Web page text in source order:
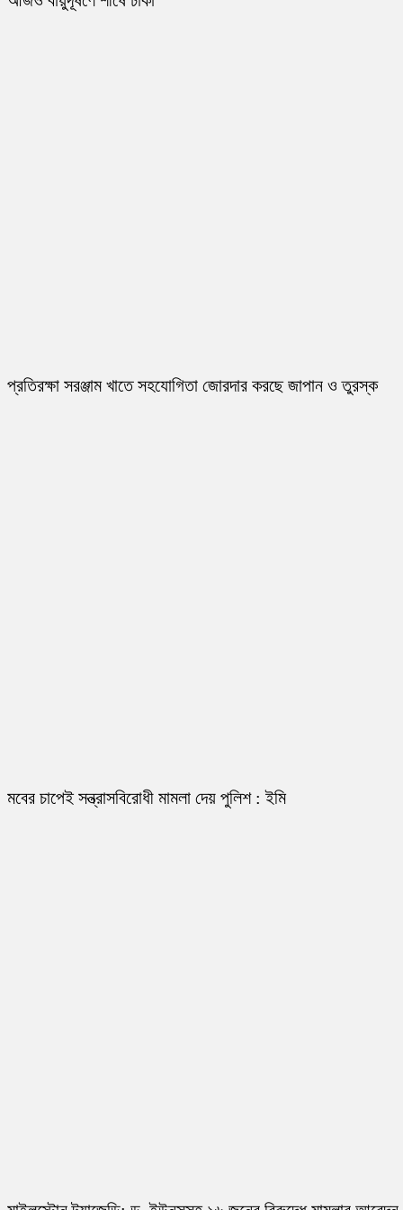
প্রতিরক্ষা সরঞ্জাম খাতে সহযোগিতা জোরদার করছে জাপান ও তুরস্ক
মবের চাপেই সন্ত্রাসবিরোধী মামলা দেয় পুলিশ : ইমি